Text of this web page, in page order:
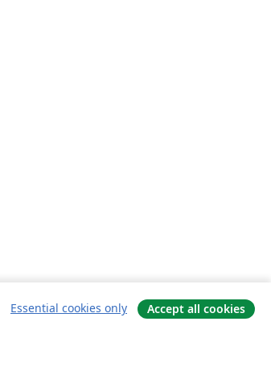
Essential cookies only Accept all cookies